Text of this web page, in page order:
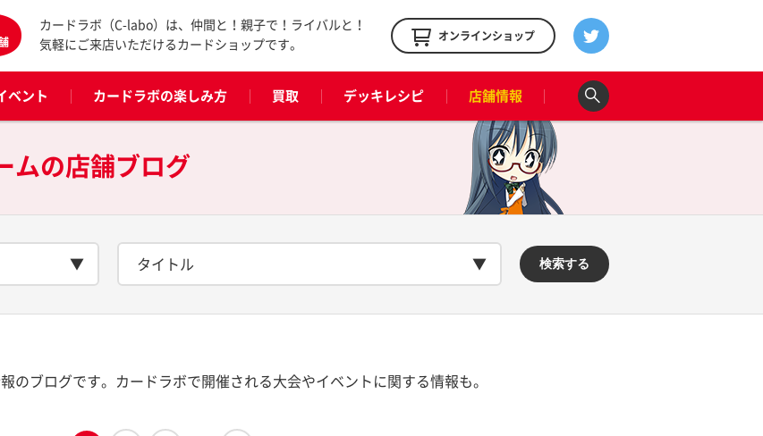
カードラボ（C-labo）は、仲間と！親子で！ライバルと！
気軽にご来店いただけるカードショップです。
オンラインショップ
ベント カードラボの楽しみ方 買取 デッキレシピ 店舗情報
ムの店舗ブログ
タイトル 検索する
のブログです。カードラボで開催される大会やイベントに関する情報も。